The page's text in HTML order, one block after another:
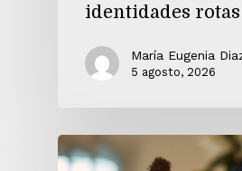
identidades rotas
María Eugenia
5 agosto, 2026